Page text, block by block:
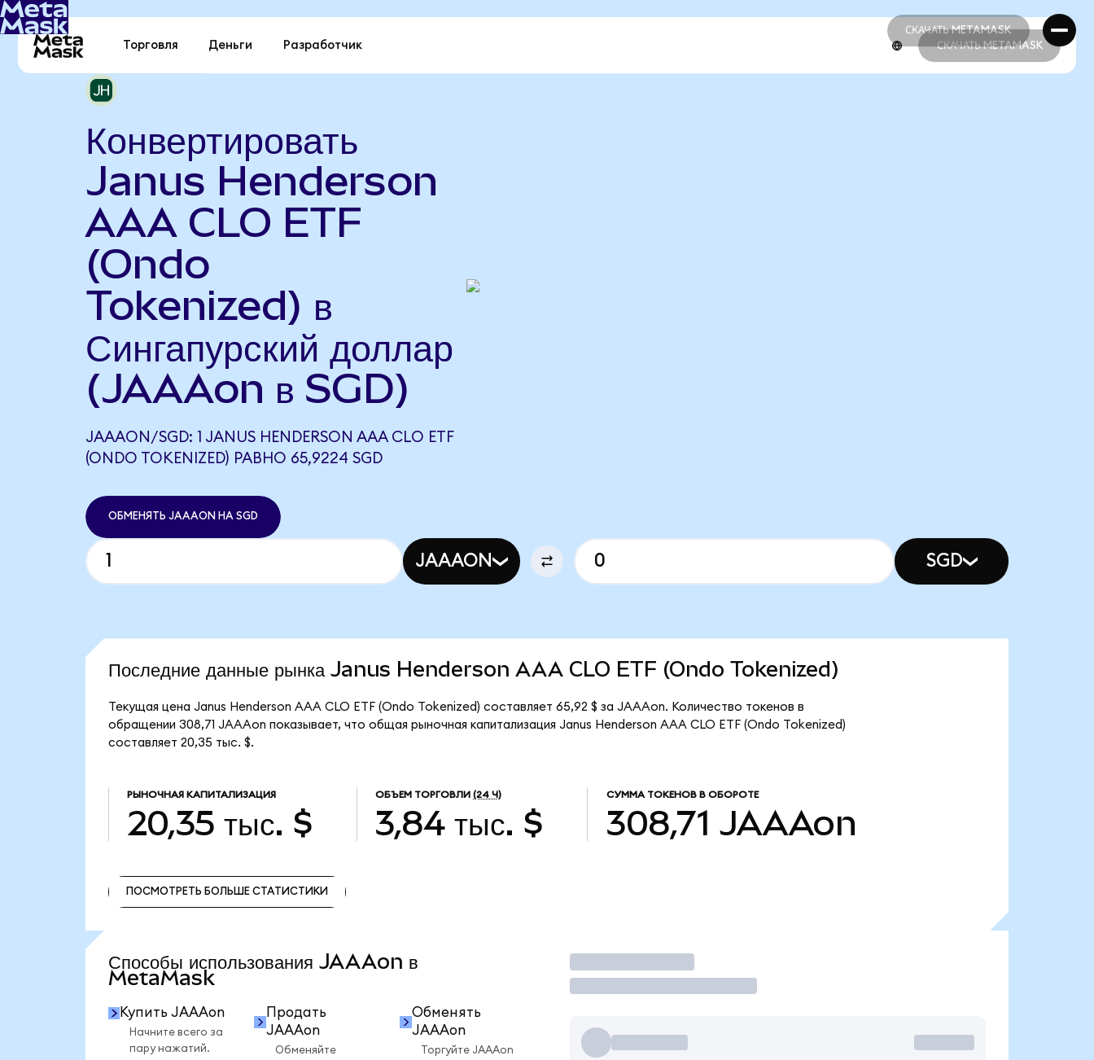
СКАЧАТЬ METAMASK
СКАЧАТЬ METAMASK
Торговля Деньги Разработчик СКАЧАТЬ METAMASK
Конвертировать
Janus Henderson
AAA CLO ETF
(Ondo
Tokenized) в
Сингапурский доллар
(JAAAon в SGD)
JAAAON/SGD: 1 JANUS HENDERSON AAA CLO ETF
(ONDO TOKENIZED) РАВНО 65,9224 SGD
ОБМЕНЯТЬ JAAAON НА SGD
JAAAON SGD
Последние данные рынка Janus Henderson AAA CLO ETF (Ondo Tokenized)
Текущая цена Janus Henderson AAA CLO ETF (Ondo Tokenized) составляет 65,92 $ за JAAAon. Количество токенов в
обращении 308,71 JAAAon показывает, что общая рыночная капитализация Janus Henderson AAA CLO ETF (Ondo Tokenized)
составляет 20,35 тыс. $.
РЫНОЧНАЯ КАПИТАЛИЗАЦИЯ
20,35 тыс. $
ОБЪЕМ ТОРГОВЛИ (24 Ч)
3,84 тыс. $
СУММА ТОКЕНОВ В ОБОРОТЕ
308,71 JAAAon
ПОСМОТРЕТЬ БОЛЬШЕ СТАТИСТИКИ
Способы использования JAAAon в
MetaMask
Купить JAAAon
Начните всего за
пару нажатий.
Продать
JAAAon
Обменяйте
Обменять
JAAAon
Торгуйте JAAAon
Торговать